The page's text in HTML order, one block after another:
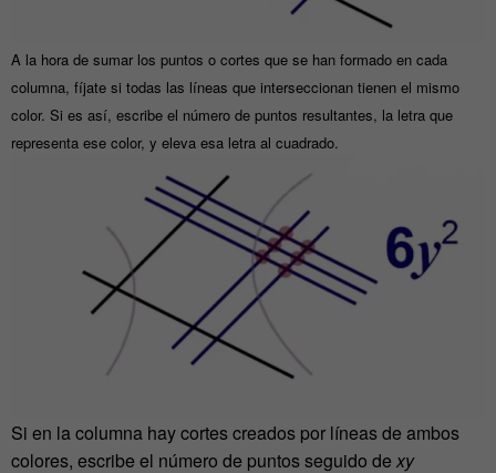
A la hora de sumar los puntos o cortes que se han formado en cada
columna, fíjate si todas las líneas que interseccionan tienen el mismo
color. Si es así, escribe el número de puntos resultantes, la letra que
representa ese color, y eleva esa letra al cuadrado.
Si en la columna hay cortes creados por líneas de ambos
colores, escribe el número de puntos seguido de xy